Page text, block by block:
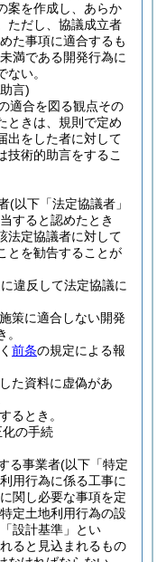
案を作成し、あらか
ただし、協議成立者
た事項に適合するも
満である開発行為に
い。
言)
適合を図る観点その
ときは、規則で定め
出をした者に対して
技術的助言をするこ
(以下「法定協議者」
すると認めたとき
法定協議者に対して
とを勧告することが
違反して法定協議に
策に適合しない開発
前条の規定による報
た資料に虚偽があ
るとき。
の手続
る事業者(以下「特定
用行為に係る工事に
関し必要な事項を定
定土地利用行為の設
設計基準」とい
ると見込まれるもの